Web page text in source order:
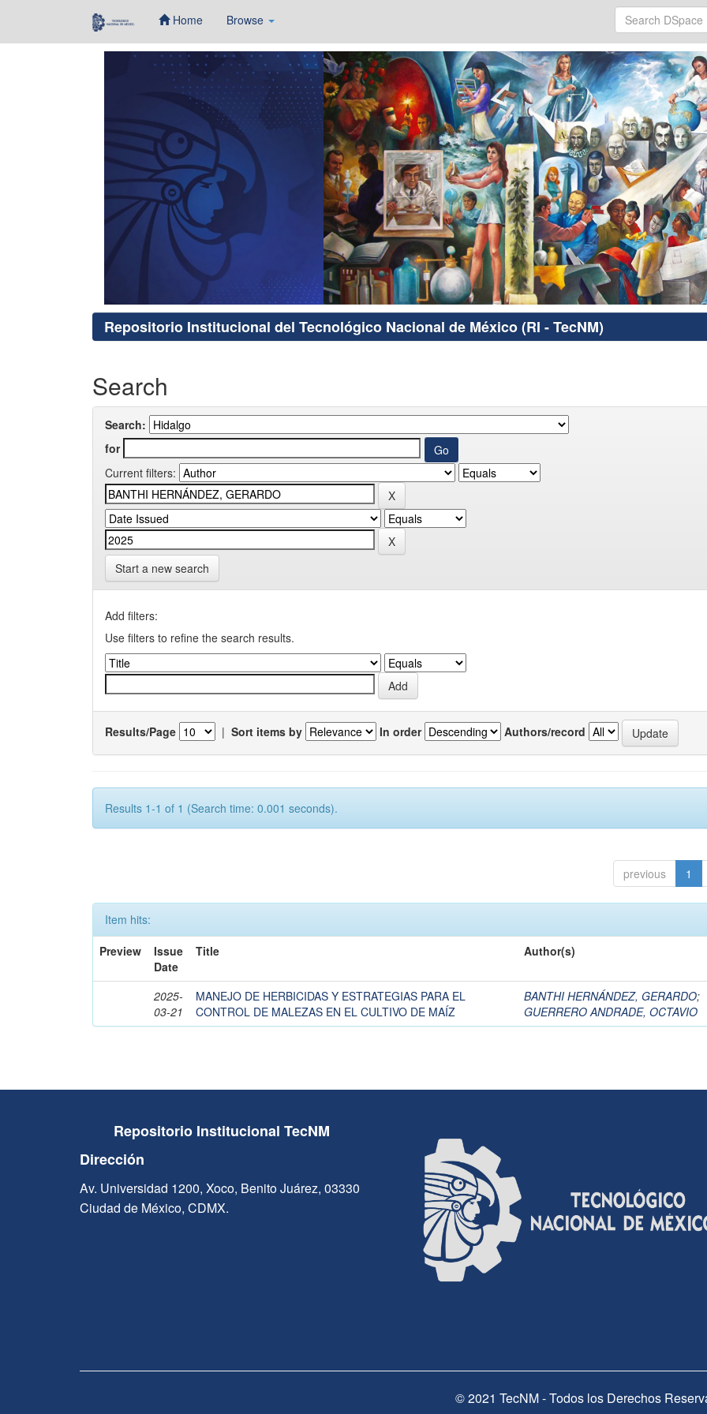
Home Browse
Repositorio Institucional del Tecnológico Nacional de México (RI - TecNM)
Search
Search:
for
Current filters:
Start a new search
Add filters:
Use filters to refine the search results.
Results/Page | Sort items by In order Authors/record
Results 1-1 of 1 (Search time: 0.001 seconds).
previous 1
Item hits:
Preview
Issue
Date
Title Author(s)
2025-
03-21
MANEJO DE HERBICIDAS Y ESTRATEGIAS PARA EL
CONTROL DE MALEZAS EN EL CULTIVO DE MAÍZ
BANTHI HERNÁNDEZ, GERARDO;
GUERRERO ANDRADE, OCTAVIO
Repositorio Institucional TecNM
Dirección
Av. Universidad 1200, Xoco, Benito Juárez, 03330
Ciudad de México, CDMX.
© 2021 TecNM - Todos los Derechos